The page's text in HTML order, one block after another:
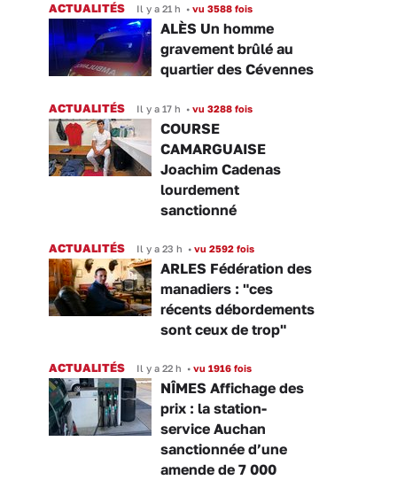
ACTUALITÉS Il y a 21 h • vu 3588 fois
ALÈS Un homme
gravement brûlé au
quartier des Cévennes
ACTUALITÉS Il y a 17 h • vu 3288 fois
COURSE
CAMARGUAISE
Joachim Cadenas
lourdement
sanctionné
ACTUALITÉS Il y a 23 h • vu 2592 fois
ARLES Fédération des
manadiers : "ces
récents débordements
sont ceux de trop"
ACTUALITÉS Il y a 22 h • vu 1916 fois
NÎMES Affichage des
prix : la station-
service Auchan
sanctionnée d’une
amende de 7 000